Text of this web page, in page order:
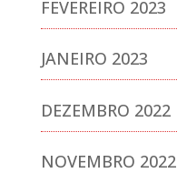
FEVEREIRO 2023
JANEIRO 2023
DEZEMBRO 2022
NOVEMBRO 2022